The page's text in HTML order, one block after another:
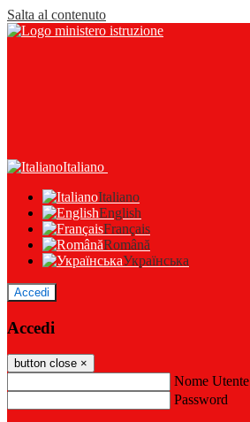
Salta al contenuto
Italiano
Italiano
English
Français
Română
Українська
Accedi
Accedi
button close ×
Nome Utente
Password